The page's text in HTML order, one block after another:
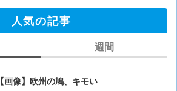
人気の記事
【画像】欧州の鳩、キモい
週間
【閲覧注意・画像】毛を剃